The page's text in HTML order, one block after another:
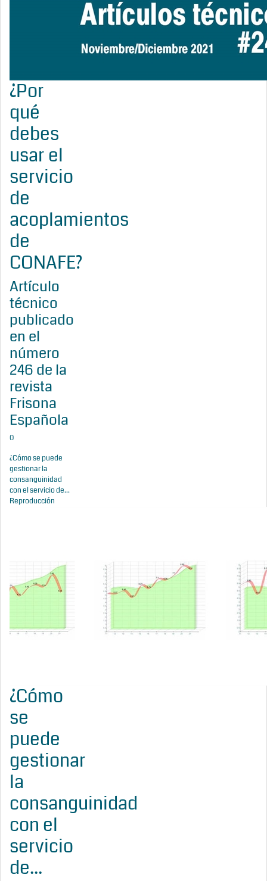
¿Por
qué
debes
usar el
servicio
de
acoplamientos
de
CONAFE?
Artículo
técnico
publicado
en el
número
246 de la
revista
Frisona
Española
0
¿Cómo se puede
gestionar la
consanguinidad
con el servicio de...
Reproducción
¿Cómo
se
puede
gestionar
la
consanguinidad
con el
servicio
de...